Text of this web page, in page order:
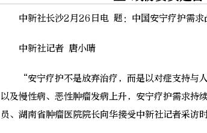
中新社长沙2月26日电 题：中国安宁疗护需求
中新社记者 唐小晴
“安宁疗护不是放弃治疗，而是以对症支持与人
以及慢性病、恶性肿瘤发病上升，安宁疗护需求
员、湖南省肿瘤医院院长向华接受中新社记者采访时